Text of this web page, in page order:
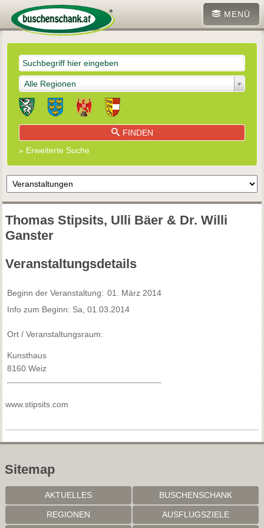
MENÜ
Alle Regionen
FINDEN
» Erweiterte Suche
Thomas Stipsits, Ulli Bäer & Dr. Willi
Ganster
Veranstaltungsdetails
Beginn der Veranstaltung: 01. März 2014
Info zum Beginn: Sa, 01.03.2014
Ort / Veranstaltungsraum:
Kunsthaus
8160 Weiz
www.stipsits.com
Sitemap
AKTUELLES BUSCHENSCHANK
REGIONEN AUSFLUGSZIELE